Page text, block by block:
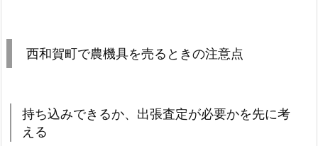
西和賀町で農機具を売るときの注意点
持ち込みできるか、出張査定が必要かを先に考
える